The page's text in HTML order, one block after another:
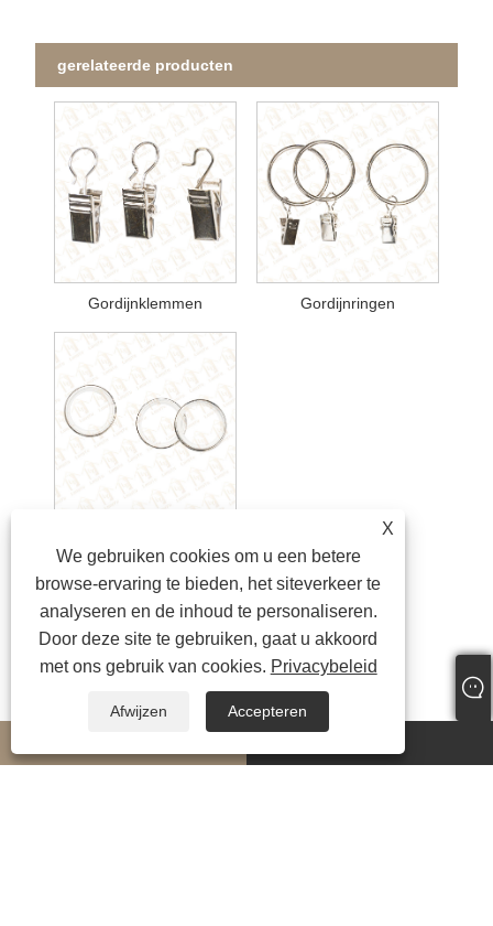
gerelateerde producten
Gordijnklemmen Gordijnringen
X
We gebruiken cookies om u een betere
browse-ervaring te bieden, het siteverkeer te
analyseren en de inhoud te personaliseren.
Door deze site te gebruiken, gaat u akkoord
met ons gebruik van cookies. Privacybeleid
Afwijzen Accepteren